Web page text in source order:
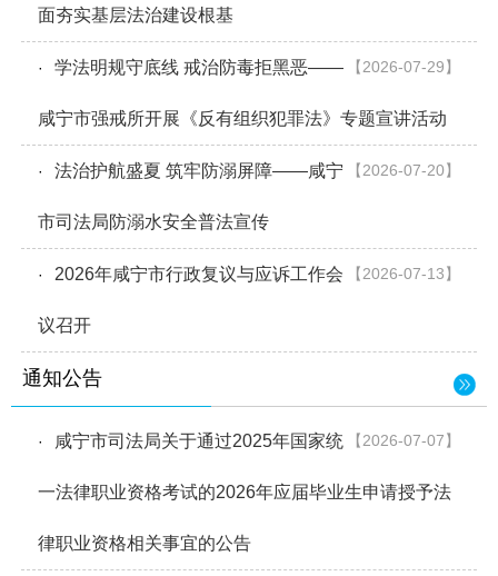
面夯实基层法治建设根基
【2026-07-29】
· 学法明规守底线 戒治防毒拒黑恶——
咸宁市强戒所开展《反有组织犯罪法》专题宣讲活动
【2026-07-20】
· 法治护航盛夏 筑牢防溺屏障——咸宁
市司法局防溺水安全普法宣传
【2026-07-13】
· 2026年咸宁市行政复议与应诉工作会
议召开
通知公告
【2026-07-07】
· 咸宁市司法局关于通过2025年国家统
一法律职业资格考试的2026年应届毕业生申请授予法
律职业资格相关事宜的公告